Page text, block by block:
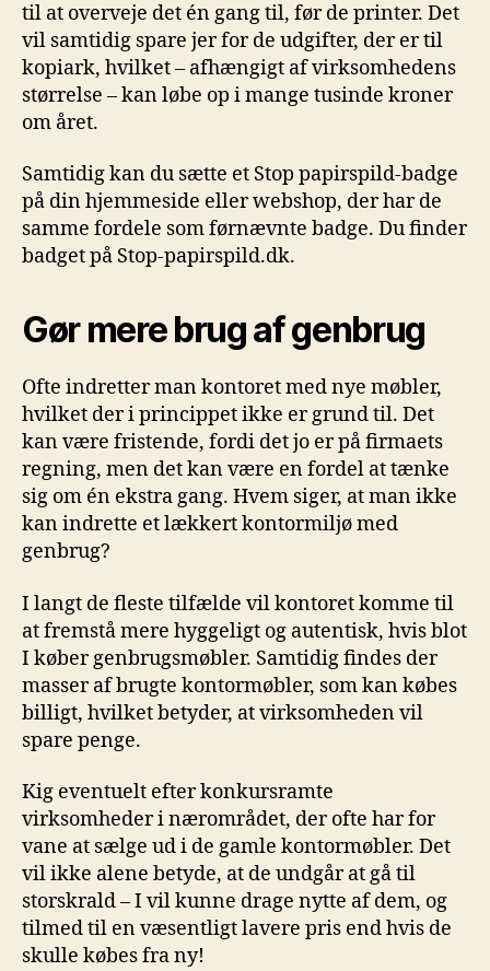
til at overveje det én gang til, før de printer. Det
vil samtidig spare jer for de udgifter, der er til
kopiark, hvilket – afhængigt af virksomhedens
størrelse – kan løbe op i mange tusinde kroner
om året.
Samtidig kan du sætte et Stop papirspild-badge
på din hjemmeside eller webshop, der har de
samme fordele som førnævnte badge. Du finder
badget på Stop-papirspild.dk.
Gør mere brug af genbrug
Ofte indretter man kontoret med nye møbler,
hvilket der i princippet ikke er grund til. Det
kan være fristende, fordi det jo er på firmaets
regning, men det kan være en fordel at tænke
sig om én ekstra gang. Hvem siger, at man ikke
kan indrette et lækkert kontormiljø med
genbrug?
I langt de fleste tilfælde vil kontoret komme til
at fremstå mere hyggeligt og autentisk, hvis blot
I køber genbrugsmøbler. Samtidig findes der
masser af brugte kontormøbler, som kan købes
billigt, hvilket betyder, at virksomheden vil
spare penge.
Kig eventuelt efter konkursramte
virksomheder i nærområdet, der ofte har for
vane at sælge ud i de gamle kontormøbler. Det
vil ikke alene betyde, at de undgår at gå til
storskrald – I vil kunne drage nytte af dem, og
tilmed til en væsentligt lavere pris end hvis de
skulle købes fra ny!